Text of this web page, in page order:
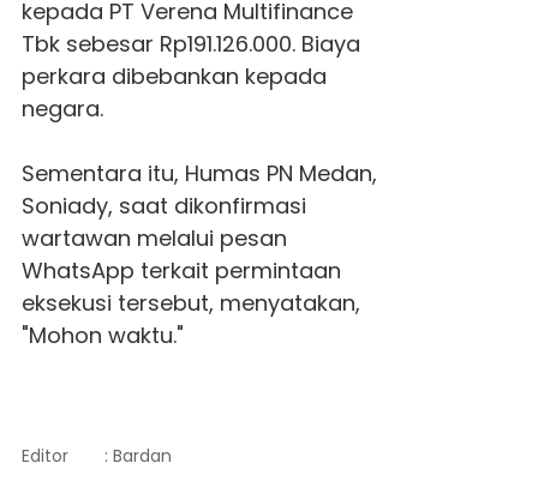
kepada PT Verena Multifinance
Tbk sebesar Rp191.126.000. Biaya
perkara dibebankan kepada
negara.
Sementara itu, Humas PN Medan,
Soniady, saat dikonfirmasi
wartawan melalui pesan
WhatsApp terkait permintaan
eksekusi tersebut, menyatakan,
"Mohon waktu."
Editor : Bardan